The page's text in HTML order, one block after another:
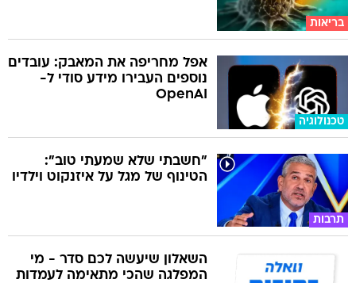
בריאות
טכנולוגיה
אפל מחריפה את המאבק: עובדים
נוספים העבירו מידע סודי ל-
OpenAI
תרבות
"חשבתי שלא שמעתי טוב":
הטינוף של מגל על איזנקוט וילדיו
השאלון שיעשה לכם סדר - מי
המפלגה שהכי מתאימה לעמדות